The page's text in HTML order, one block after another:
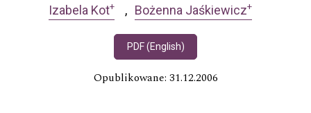
Izabela Kot+ Bożenna Jaśkiewicz+
PDF (English)
Opublikowane: 31.12.2006